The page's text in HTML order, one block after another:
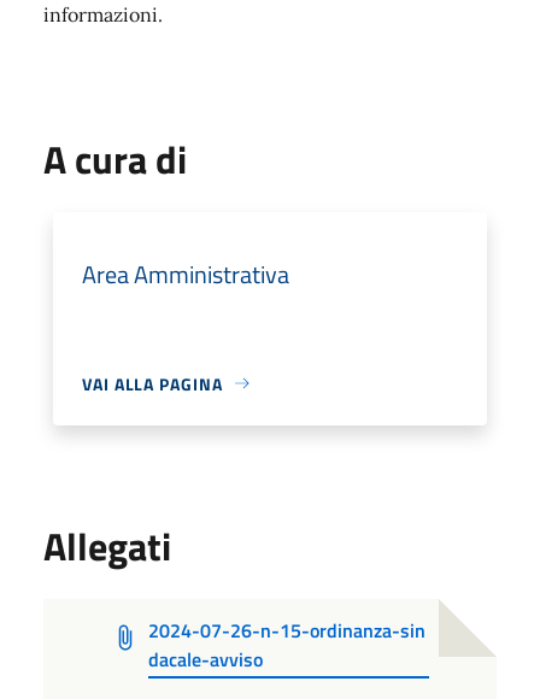
informazioni.
A cura di
Area Amministrativa
VAI ALLA PAGINA
Allegati
2024-07-26-n-15-ordinanza-sin
dacale-avviso